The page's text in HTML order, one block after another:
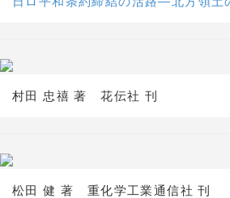
村田 忠禧 著 花伝社 刊
松田 健 著 重化学工業通信社 刊